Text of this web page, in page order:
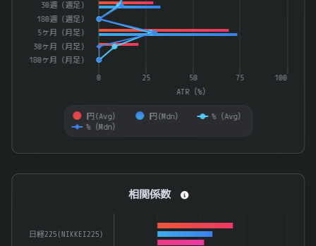
ATR（%）
円(Avg） 円(Mdn）
%（Avg）
%（Mdn）
30週（週足）
180週（週足）
5ヶ月（月足）
30ヶ月（月足）
180ヶ月（月足）
0 100
25 50 75
End of interactive chart.
Bar chart with 3 data series.
The chart has 1 X axis displaying categories.
日経225(NIKKEI225)
相関係数